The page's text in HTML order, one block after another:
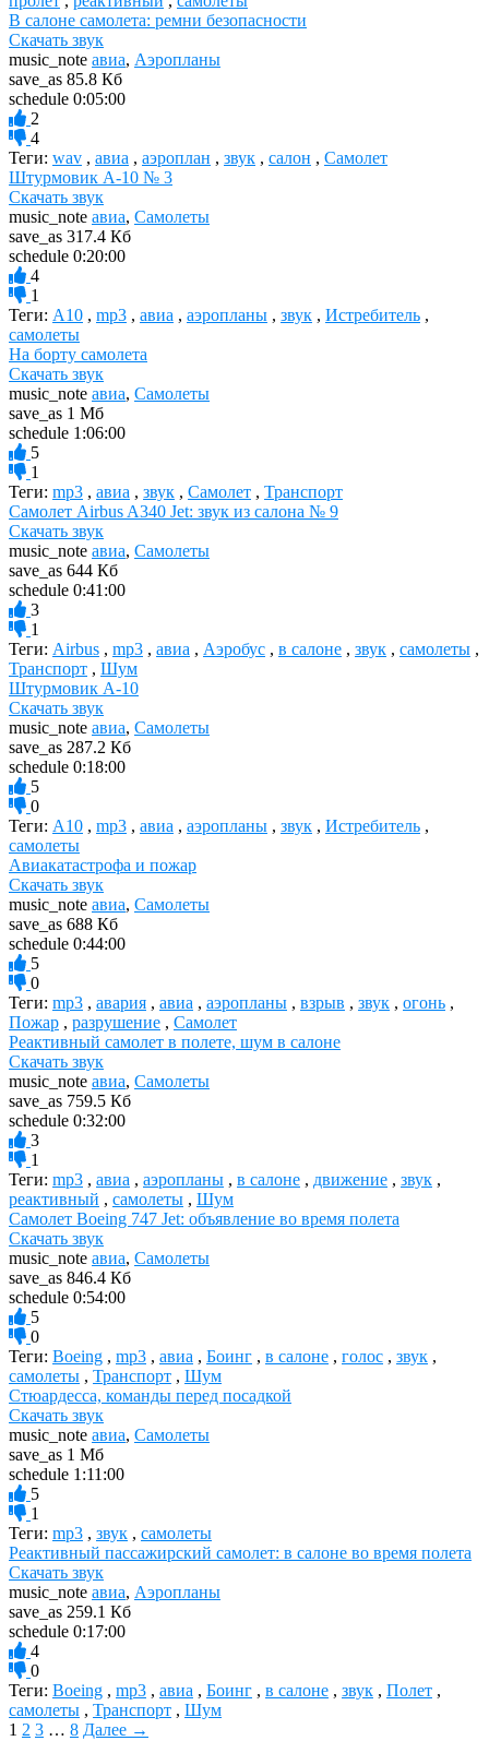
В салоне самолета: ремни безопасности
Скачать звук
music_note авиа, Аэропланы
save_as 85.8 Кб
schedule 0:05:00
2
4
Теги: wav , авиа , аэроплан , звук , салон , Самолет
Штурмовик A-10 № 3
Скачать звук
music_note авиа, Самолеты
save_as 317.4 Кб
schedule 0:20:00
4
1
Теги: A10 , mp3 , авиа , аэропланы , звук , Истребитель ,
самолеты
На борту самолета
Скачать звук
music_note авиа, Самолеты
save_as 1 Мб
schedule 1:06:00
5
1
Теги: mp3 , авиа , звук , Самолет , Транспорт
Самолет Airbus A340 Jet: звук из салона № 9
Скачать звук
music_note авиа, Самолеты
save_as 644 Кб
schedule 0:41:00
3
1
Теги: Airbus , mp3 , авиа , Аэробус , в салоне , звук , самолеты ,
Транспорт , Шум
Штурмовик A-10
Скачать звук
music_note авиа, Самолеты
save_as 287.2 Кб
schedule 0:18:00
5
0
Теги: A10 , mp3 , авиа , аэропланы , звук , Истребитель ,
самолеты
Авиакатастрофа и пожар
Скачать звук
music_note авиа, Самолеты
save_as 688 Кб
schedule 0:44:00
5
0
Теги: mp3 , авария , авиа , аэропланы , взрыв , звук , огонь ,
Пожар , разрушение , Самолет
Реактивный самолет в полете, шум в салоне
Скачать звук
music_note авиа, Самолеты
save_as 759.5 Кб
schedule 0:32:00
3
1
Теги: mp3 , авиа , аэропланы , в салоне , движение , звук ,
реактивный , самолеты , Шум
Самолет Boeing 747 Jet: объявление во время полета
Скачать звук
music_note авиа, Самолеты
save_as 846.4 Кб
schedule 0:54:00
5
0
Теги: Boeing , mp3 , авиа , Боинг , в салоне , голос , звук ,
самолеты , Транспорт , Шум
Стюардесса, команды перед посадкой
Скачать звук
music_note авиа, Самолеты
save_as 1 Мб
schedule 1:11:00
5
1
Теги: mp3 , звук , самолеты
Реактивный пассажирский самолет: в салоне во время полета
Скачать звук
music_note авиа, Аэропланы
save_as 259.1 Кб
schedule 0:17:00
4
0
Теги: Boeing , mp3 , авиа , Боинг , в салоне , звук , Полет ,
самолеты , Транспорт , Шум
1 2 3 … 8 Далее →